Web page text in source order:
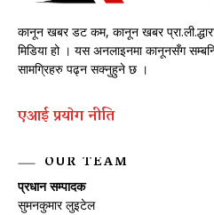
कानून खबर डट कम, कानून खबर
मिडिया हो । यस अनलाइनमा कानूनसँग
सामग्रिहरु पढ्न सक्नुहुने छ ।
एआई प्रयाेग नीति
OUR TEAM
प्रधान सम्पादक
सुमनकुमार लुइटेल